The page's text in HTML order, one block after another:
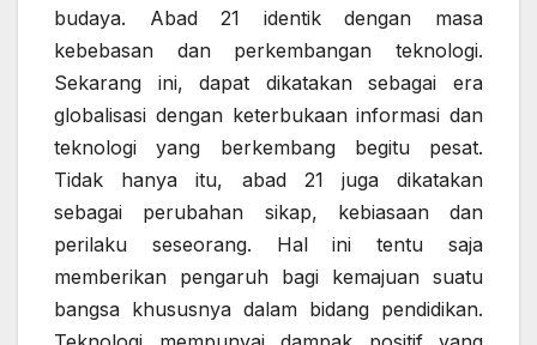
budaya. Abad 21 identik dengan masa
kebebasan dan perkembangan teknologi.
Sekarang ini, dapat dikatakan sebagai era
globalisasi dengan keterbukaan informasi dan
teknologi yang berkembang begitu pesat.
Tidak hanya itu, abad 21 juga dikatakan
sebagai perubahan sikap, kebiasaan dan
perilaku seseorang. Hal ini tentu saja
memberikan pengaruh bagi kemajuan suatu
bangsa khususnya dalam bidang pendidikan.